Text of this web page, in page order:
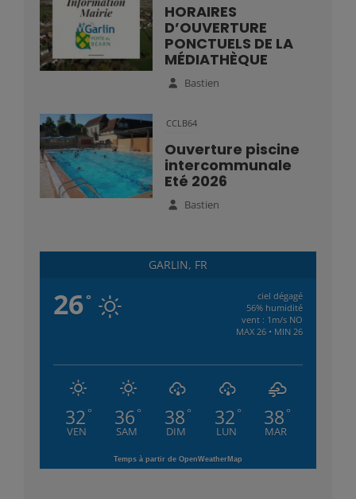
HORAIRES
D’OUVERTURE
PONCTUELS DE LA
MÉDIATHÈQUE
Bastien
CCLB64
Ouverture piscine
intercommunale
Eté 2026
Bastien
GARLIN, FR
26°
ciel dégagé
56% humidité
vent : 1m/s NO
MAX 26 • MIN 26
32 °
VEN
36 °
SAM
38 °
DIM
32 °
LUN
38 °
MAR
Temps à partir de OpenWeatherMap